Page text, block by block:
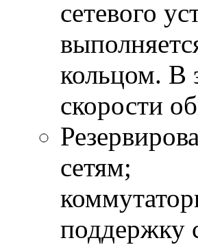
сетевого
кольцом. В
скорости
сетям;
поддержку